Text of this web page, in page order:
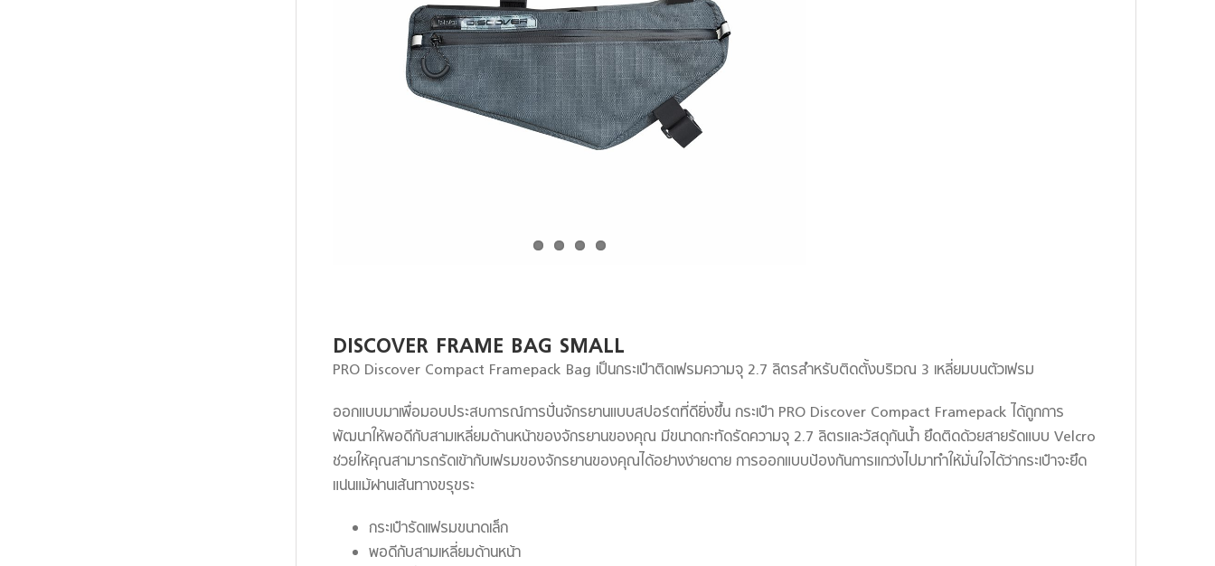
DISCOVER FRAME BAG SMALL
PRO Discover Compact Framepack Bag เป็นกระเป๋าติดเฟรมความจุ 2.7 ลิตรสำหรับติดตั้งบริเวณ 3 เหลี่ยมบนตัวเฟรม
ออกแบบมาเพื่อมอบประสบการณ์การปั่นจักรยานแบบสปอร์ตที่ดียิ่งขึ้น กระเป๋า PRO Discover Compact Framepack ได้ถูกการ
พัฒนาให้พอดีกับสามเหลี่ยมด้านหน้าของจักรยานของคุณ มีขนาดกะทัดรัดความจุ 2.7 ลิตรและวัสดุกันน้ำ ยึดติดด้วยสายรัดแบบ Velcro
ช่วยให้คุณสามารถรัดเข้ากับเฟรมของจักรยานของคุณได้อย่างง่ายดาย การออกแบบป้องกันการแกว่งไปมาทำให้มั่นใจได้ว่ากระเป๋าจะยึด
แน่นแม้ผ่านเส้นทางขรุขระ
กระเป๋ารัดเเฟรมขนาดเล็ก
พอดีกับสามเหลี่ยมด้านหน้า